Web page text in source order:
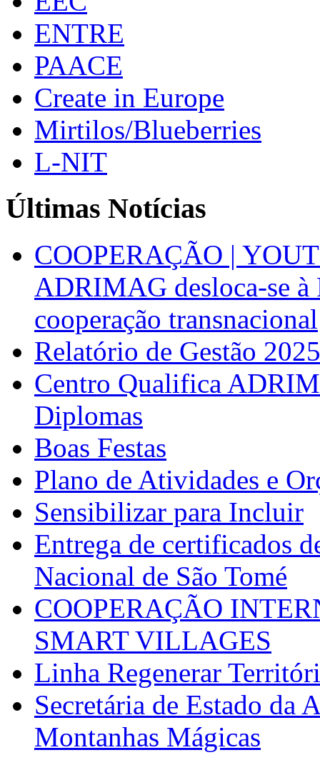
ENTRE
PAACE
Create in Europe
Mirtilos/Blueberries
L-NIT
Últimas Notícias
COOPERAÇÃO |
ADRIMAG desloca-se
cooperação transnacional
Relatório de Gestão 2025
Centro Qualifica
Diplomas
Boas Festas
Plano de Atividades e
Sensibilizar para Incluir
Entrega de certificados
Nacional de São Tomé
COOPERAÇÃO
SMART VILLAGES
Linha Regenerar
Secretária de Estado da
Montanhas Mágicas